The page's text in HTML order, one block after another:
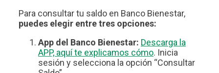
Para consultar tu saldo en Banco Bienestar,
puedes elegir entre tres opciones:
App del Banco Bienestar: Descarga la
APP, aquí te explicamos cómo. Inicia
sesión y selecciona la opción “Consultar